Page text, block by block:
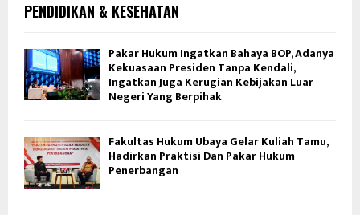
PENDIDIKAN & KESEHATAN
Pakar Hukum Ingatkan Bahaya BOP, Adanya
Kekuasaan Presiden Tanpa Kendali,
Ingatkan Juga Kerugian Kebijakan Luar
Negeri Yang Berpihak
Fakultas Hukum Ubaya Gelar Kuliah Tamu,
Hadirkan Praktisi Dan Pakar Hukum
Penerbangan